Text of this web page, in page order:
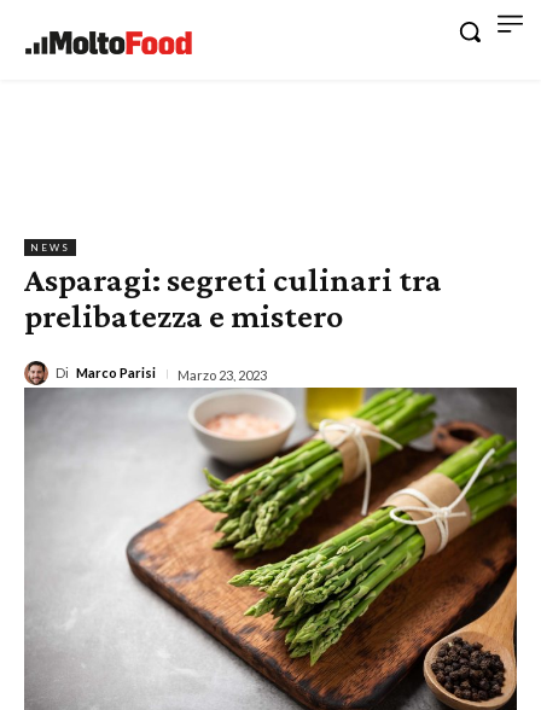
NEWS
Asparagi: segreti culinari tra
prelibatezza e mistero
Di Marco Parisi Marzo 23, 2023